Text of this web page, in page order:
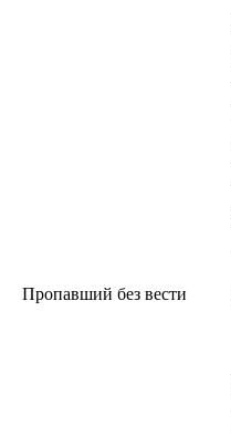
Пропавший без вести